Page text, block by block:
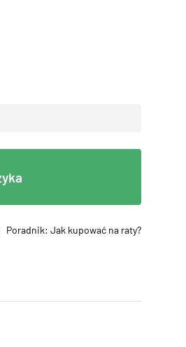
Poradnik: Jak kupować na raty?